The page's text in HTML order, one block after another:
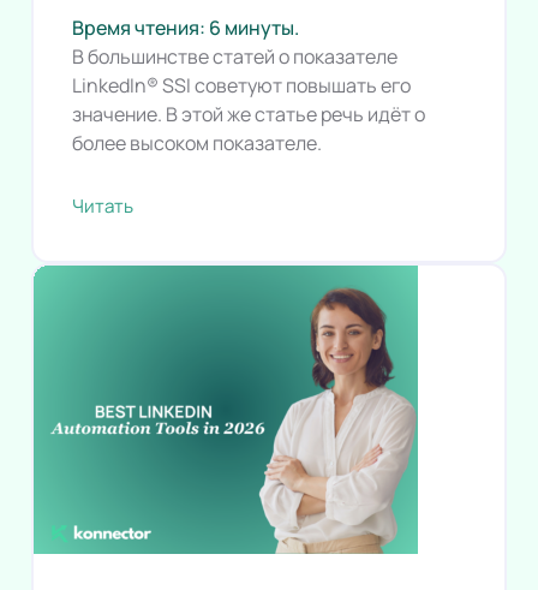
Время чтения: 6 минуты.
В большинстве статей о показателе
LinkedIn® SSI советуют повышать его
значение. В этой же статье речь идёт о
более высоком показателе.
Читать